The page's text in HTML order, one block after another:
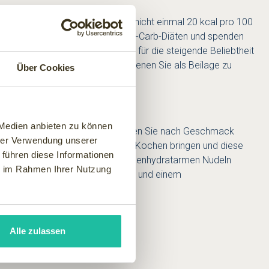
Über Cookies
anbieten zu können
Verwendung unserer
diese Informationen
Rahmen Ihrer Nutzung
Alle zulassen
sowie ein Kaloriengehalt von nicht einmal 20 kcal pro 100
insbesondere für Low-Carb-Diäten und spenden
Einsetzbarkeit sind der Grund für die steigende Beliebtheit
sehr lecker. Zumeist dienen Sie als Beilage zu
Rezept zusammengestellt.
in einer Pfanne an. Ergänzen Sie nach Geschmack
etwa 250 g Nudeln zum Kochen bringen und diese
vielfältige Auswahl an kohlenhydratarmen Nudeln
ihrem leicht nussigem Aroma und einem